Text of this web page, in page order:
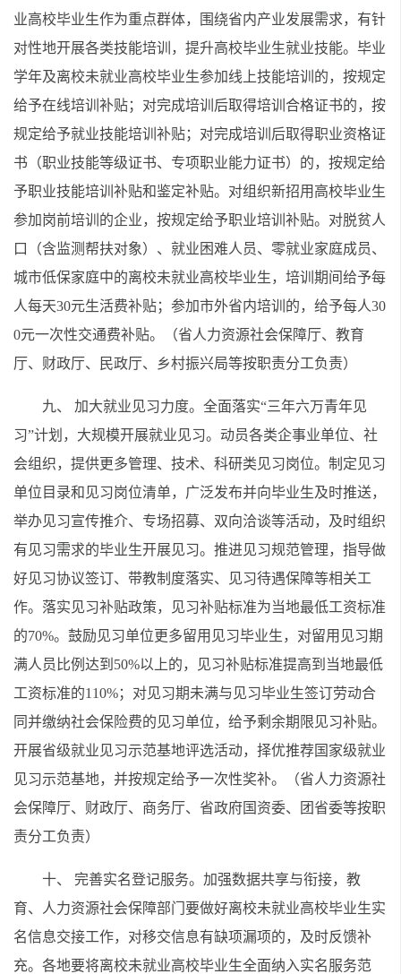
业高校毕业生作为重点群体，围绕省内产业发展需求，有针
对性地开展各类技能培训，提升高校毕业生就业技能。毕业
学年及离校未就业高校毕业生参加线上技能培训的，按规定
给予在线培训补贴；对完成培训后取得培训合格证书的，按
规定给予就业技能培训补贴；对完成培训后取得职业资格证
书（职业技能等级证书、专项职业能力证书）的，按规定给
予职业技能培训补贴和鉴定补贴。对组织新招用高校毕业生
参加岗前培训的企业，按规定给予职业培训补贴。对脱贫人
口（含监测帮扶对象）、就业困难人员、零就业家庭成员、
城市低保家庭中的离校未就业高校毕业生，培训期间给予每
人每天30元生活费补贴；参加市外省内培训的，给予每人30
0元一次性交通费补贴。（省人力资源社会保障厅、教育
厅、财政厅、民政厅、乡村振兴局等按职责分工负责）
九、 加大就业见习力度。全面落实“三年六万青年见
习”计划，大规模开展就业见习。动员各类企事业单位、社
会组织，提供更多管理、技术、科研类见习岗位。制定见习
单位目录和见习岗位清单，广泛发布并向毕业生及时推送，
举办见习宣传推介、专场招募、双向洽谈等活动，及时组织
有见习需求的毕业生开展见习。推进见习规范管理，指导做
好见习协议签订、带教制度落实、见习待遇保障等相关工
作。落实见习补贴政策，见习补贴标准为当地最低工资标准
的70%。鼓励见习单位更多留用见习毕业生，对留用见习期
满人员比例达到50%以上的，见习补贴标准提高到当地最低
工资标准的110%；对见习期未满与见习毕业生签订劳动合
同并缴纳社会保险费的见习单位，给予剩余期限见习补贴。
开展省级就业见习示范基地评选活动，择优推荐国家级就业
见习示范基地，并按规定给予一次性奖补。（省人力资源社
会保障厅、财政厅、商务厅、省政府国资委、团省委等按职
责分工负责）
十、 完善实名登记服务。加强数据共享与衔接，教
育、人力资源社会保障部门要做好离校未就业高校毕业生实
名信息交接工作，对移交信息有缺项漏项的，及时反馈补
充。各地要将离校未就业高校毕业生全面纳入实名服务范